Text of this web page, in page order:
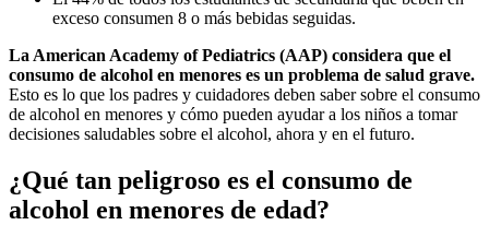
exceso consumen 8 o más bebidas seguidas.
La American Academy of Pediatrics (AAP) considera que el
consumo de alcohol en menores es un problema de salud grave.
Esto es lo que los padres y cuidadores deben saber sobre el consumo
de alcohol en menores y cómo pueden ayudar a los niños a tomar
decisiones saludables sobre el alcohol, ahora y en el futuro.
¿Qué tan peligroso es el consumo de
alcohol en menores de edad?